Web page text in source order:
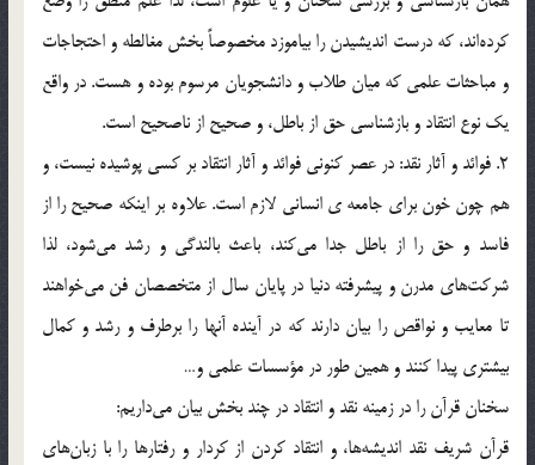
كرده‌اند، كه درست انديشيدن را بياموزد مخصوصاً بخش مغالطه و احتجاجات
و مباحثات علمي كه ميان طلاب و دانشجويان مرسوم بوده و هست. در واقع
يك نوع انتقاد و بازشناسي حق از باطل، و صحيح از ناصحيح است.
2. فوائد و آثار نقد: در عصر كنوني فوائد و آثار انتقاد بر كسي پوشيده نيست، و
هم چون خون براي جامعه ي انساني لازم است. علاوه بر اينكه صحيح را از
فاسد و حق را از باطل جدا مي‌كند، باعث بالندگي و رشد مي‌شود، لذا
شركت‌هاي مدرن و پيشرفته دنيا در پايان سال از متخصصان فن مي‌خواهند
تا معايب و نواقص را بيان دارند كه در آينده آنها را برطرف و رشد و كمال
بيشتري پيدا كنند و همين طور در مؤسسات علمي و…
سخنان قرآن را در زمينه نقد و انتقاد در چند بخش بيان مي‌داريم:
قرآن شريف نقد انديشه‌ها، و انتقاد کردن از كردار و رفتارها را با زبان‌هاي